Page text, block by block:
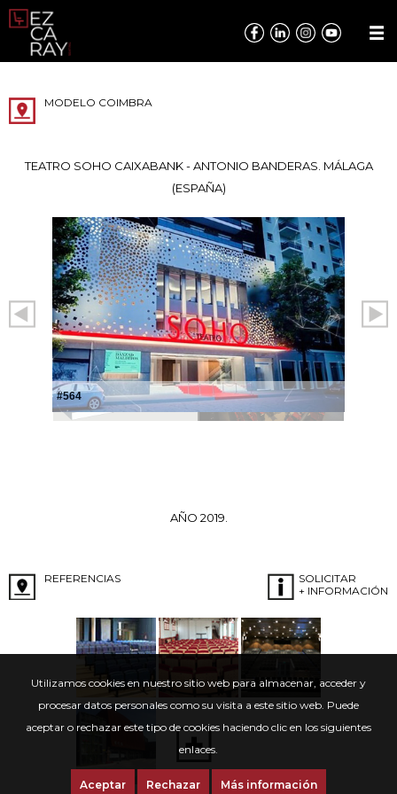
Utilizamos cookies en nuestro sitio web para almacenar, acceder y
procesar datos personales como su visita a este sitio web. Puede
aceptar o rechazar este tipo de cookies haciendo clic en los siguientes
enlaces.
Aceptar Rechazar Más información
MODELO COIMBRA
TEATRO SOHO CAIXABANK - ANTONIO BANDERAS. MÁLAGA
(ESPAÑA)
#564
AÑO 2019.
REFERENCIAS
SOLICITAR
+ INFORMACIÓN